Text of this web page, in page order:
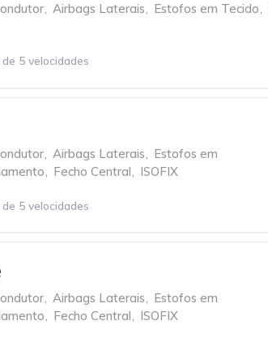
, Airbags Laterais, Estofos em Tecido,
5 velocidades
Airbags Laterais
Estofos em
Fecho Central ISOFIX
5 velocidades
, Airbags Laterais, Estofos em
, Fecho Central, ISOFIX